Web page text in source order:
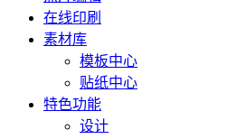
在线印刷
素材库
模板中心
贴纸中心
特色功能
设计